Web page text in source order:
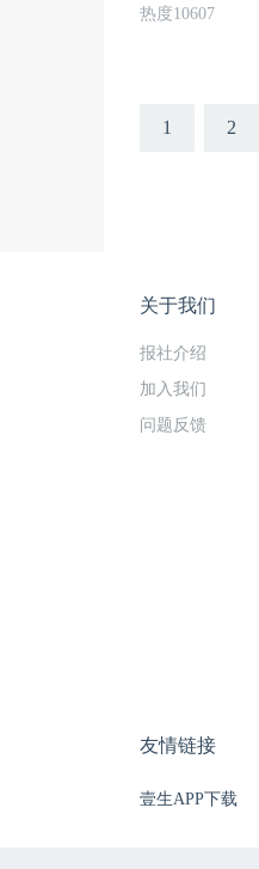
热度10607
1 2
关于我们
报社介绍
加入我们
问题反馈
友情链接
壹生APP下载